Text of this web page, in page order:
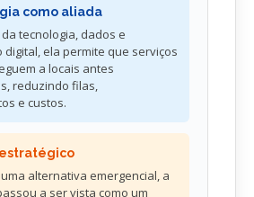
como aliada
tecnologia, dados e
digital, ela permite que serviços
a locais antes
reduzindo filas,
e custos.
alternativa emergencial, a
a ser vista como um